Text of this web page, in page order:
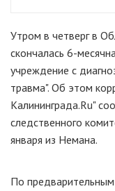
Утром в четверг в
скончалась 6-
учреждение с
травма". Об этом
Калининграда.Ru"
следственного
января из Немана.
По